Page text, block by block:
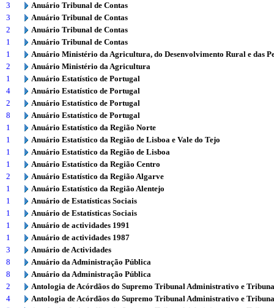
3
Anuário Tribunal de Contas
3
Anuário Tribunal de Contas
2
Anuário Tribunal de Contas
1
Anuário Tribunal de Contas
1
Anuário Ministério da Agricultura, do Desenvolvimento Rural e das
2
Anuário Ministério da Agricultura
1
Anuário Estatístico de Portugal
4
Anuário Estatístico de Portugal
2
Anuário Estatístico de Portugal
8
Anuário Estatístico de Portugal
1
Anuário Estatístico da Região Norte
1
Anuário Estatístico da Região de Lisboa e Vale do Tejo
1
Anuário Estatístico da Região de Lisboa
1
Anuário Estatístico da Região Centro
2
Anuário Estatístico da Região Algarve
1
Anuário Estatístico da Região Alentejo
1
Anuário de Estatísticas Sociais
1
Anuário de Estatísticas Sociais
1
Anuário de actividades 1991
1
Anuário de actividades 1987
3
Anuário de Actividades
8
Anuário da Administração Pública
8
Anuário da Administração Pública
2
Antologia de Acórdãos do Supremo Tribunal Administrativo e
4
Antologia de Acórdãos do Supremo Tribunal Administrativo e